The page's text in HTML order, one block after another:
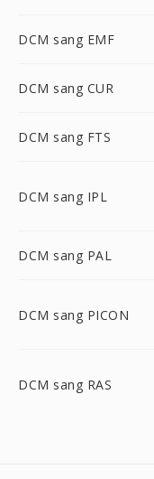
DCM sang EMF
DCM sang CUR
DCM sang FTS
DCM sang IPL
DCM sang PAL
DCM sang PICON
DCM sang RAS